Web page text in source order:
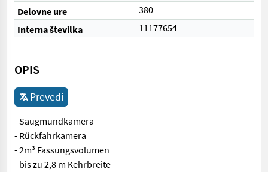
Delovne ure
380
Interna številka
11177654
OPIS
Prevedi
- Saugmundkamera
- Rückfahrkamera
- 2m³ Fassungsvolumen
- bis zu 2,8 m Kehrbreite